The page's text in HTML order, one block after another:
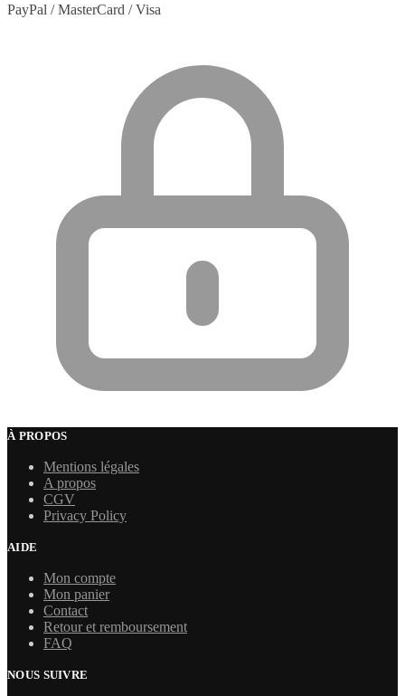
PayPal / MasterCard / Visa
À PROPOS
Mentions légales
A propos
CGV
Privacy Policy
AIDE
Mon compte
Mon panier
Contact
Retour et remboursement
FAQ
NOUS SUIVRE